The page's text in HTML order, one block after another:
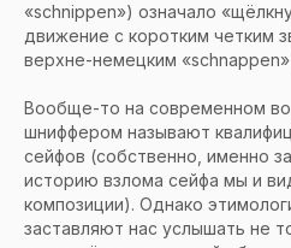
«schnippen») означало
движение с коротким четким
верхне-немецким
Вообще-то на современном
шниффером называют
сейфов (собственно, именно
историю взлома сейфа мы и
композиции). Однако
заставляют нас услышать не